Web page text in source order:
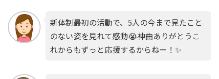
新体制最初の活動で、5人の今まで見たこと
のない姿を見れて感動😭神曲ありがとうこ
れからもずっと応援するからねー！✨